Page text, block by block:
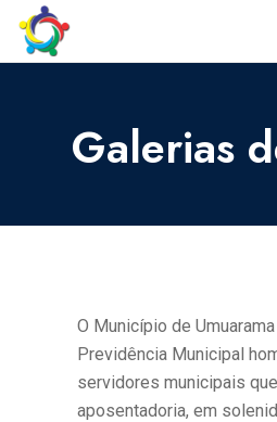
Galerias
O Município de
Previdência Municipal
servidores municipais
aposentadoria, em